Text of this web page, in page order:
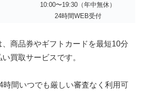
10:00〜19:30（年中無休）
24時間WEB受付
、商品券やギフトカードを最短10分
買取サービスです。
時間いつでも厳しい審査なく利用可